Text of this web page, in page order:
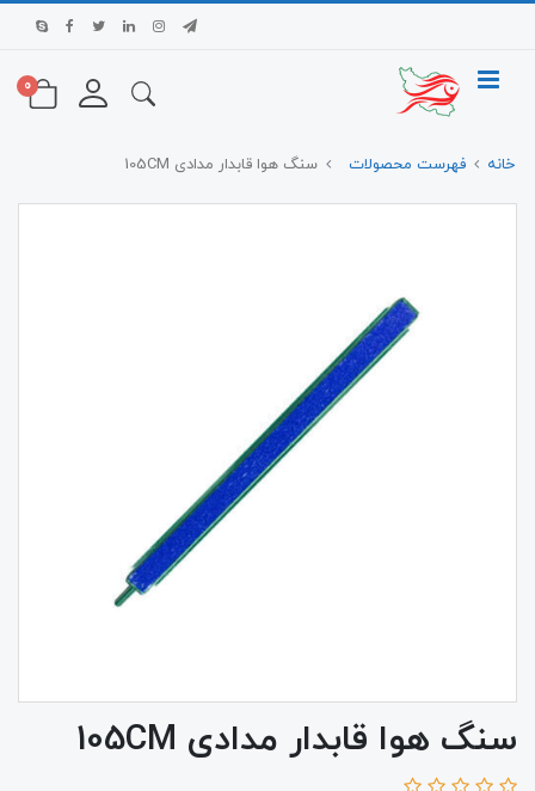
0
خانه فهرست محصولات سنگ هوا قابدار مدادی 105CM
سنگ هوا قابدار مدادی 105CM